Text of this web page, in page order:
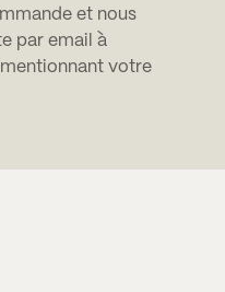
et nous
par email à
votre